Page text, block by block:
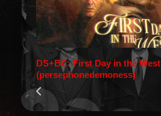
DS+BC: First Day in the West
(persephonedemoness)